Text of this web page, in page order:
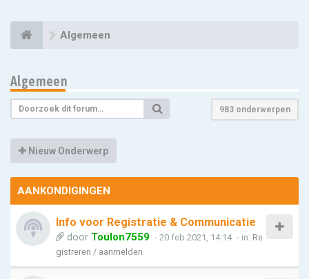
Algemeen
Algemeen
983 onderwerpen
Nieuw Onderwerp
AANKONDIGINGEN
Info voor Registratie & Communicatie
door Toulon7559 - 20 feb 2021, 14:14 - in: Re
gistreren / aanmelden